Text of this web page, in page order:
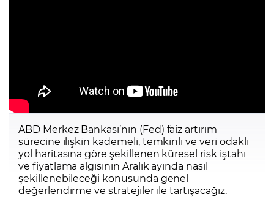
ABD Merkez Bankası’nın (Fed) faiz artırım
sürecine ilişkin kademeli, temkinli ve veri odaklı
yol haritasına göre şekillenen küresel risk iştahı
ve fiyatlama algısının Aralık ayında nasıl
şekillenebileceği konusunda genel
değerlendirme ve stratejiler ile tartışacağız.